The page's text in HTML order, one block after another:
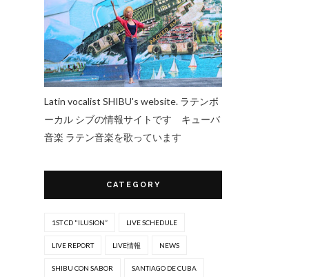
Latin vocalist SHIBU's website. ラテンボ
ーカル シブの情報サイトです キューバ
音楽 ラテン音楽を歌っています
CATEGORY
1ST CD "ILUSION” LIVE SCHEDULE
LIVE REPORT LIVE情報 NEWS
SHIBU CON SABOR SANTIAGO DE CUBA